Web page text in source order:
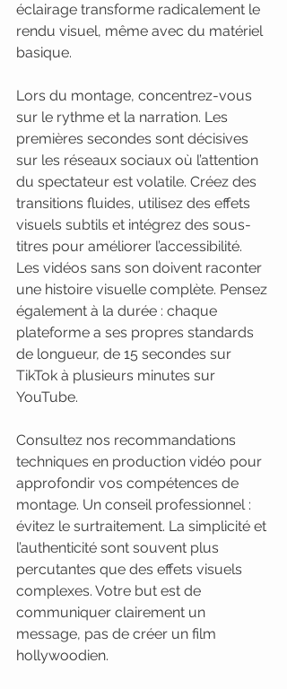
éclairage transforme radicalement le
rendu visuel, même avec du matériel
basique.
Lors du montage, concentrez-vous
sur le rythme et la narration. Les
premières secondes sont décisives
sur les réseaux sociaux où l’attention
du spectateur est volatile. Créez des
transitions fluides, utilisez des effets
visuels subtils et intégrez des sous-
titres pour améliorer l’accessibilité.
Les vidéos sans son doivent raconter
une histoire visuelle complète. Pensez
également à la durée : chaque
plateforme a ses propres standards
de longueur, de 15 secondes sur
TikTok à plusieurs minutes sur
YouTube.
Consultez nos recommandations
techniques en production vidéo pour
approfondir vos compétences de
montage. Un conseil professionnel :
évitez le surtraitement. La simplicité et
l’authenticité sont souvent plus
percutantes que des effets visuels
complexes. Votre but est de
communiquer clairement un
message, pas de créer un film
hollywoodien.